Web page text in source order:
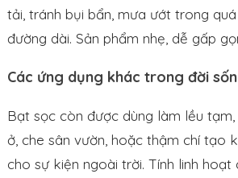
tải, tránh bụi bẩn, mưa ướt trong
đường dài. Sản phẩm nhẹ, dễ gấp
Các ứng dụng khác trong đời
Bạt sọc còn được dùng làm lều tạm,
ở, che sân vườn, hoặc thậm chí tạo
cho sự kiện ngoài trời. Tính linh hoạt